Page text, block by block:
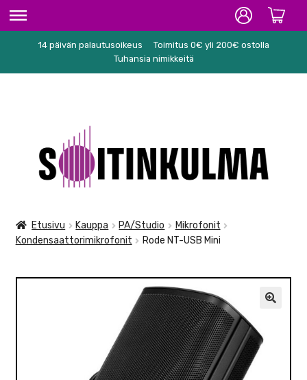
ETUSIVU
KARAOKE
NUOTIT
TARVIKKEET
SEKALAISET
14 päivän palautusoikeus
Toimitus 0€ yli 200€ ostolla
Tuhansia nimikkeitä
navigointiin
sisältöön
Etusivu Kauppa PA/Studio
Mikrofonit
Kondensaattorimikrofonit
Rode NT-USB Mini